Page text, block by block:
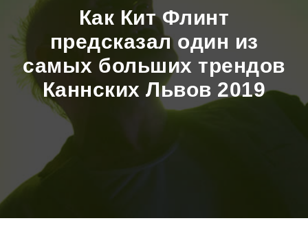
Как Кит Флинт
предсказал один из
самых больших трендов
Каннских Львов 2019